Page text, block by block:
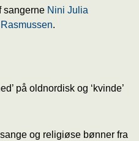
sangerne Nini Julia
.
på oldnordisk og ‘kvinde’
og religiøse bønner fra